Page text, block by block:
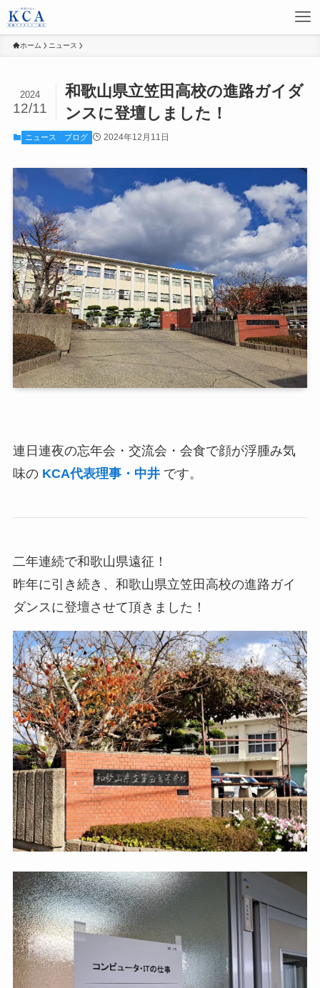
ホーム ニュース
和歌山県立笠田高校の進路ガイダ
ンスに登壇しました！
2024
12/11
ニュース ブログ 2024年12月11日
連日連夜の忘年会・交流会・会食で顔が浮腫み気
味の KCA代表理事・中井です。
二年連続で和歌山県遠征！
昨年に引き続き、和歌山県立笠田高校の進路ガイ
ダンスに登壇させて頂きました！